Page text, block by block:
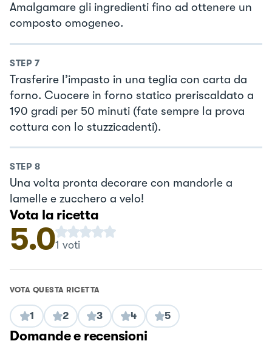
Amalgamare gli ingredienti fino ad ottenere un
composto omogeneo.
STEP 7
Trasferire l’impasto in una teglia con carta da
forno. Cuocere in forno statico preriscaldato a
190 gradi per 50 minuti (fate sempre la prova
cottura con lo stuzzicadenti).
STEP 8
Una volta pronta decorare con mandorle a
lamelle e zucchero a velo!
Vota la ricetta
5.01 voti
VOTA QUESTA RICETTA
1 2 3 4 5
Domande e recensioni